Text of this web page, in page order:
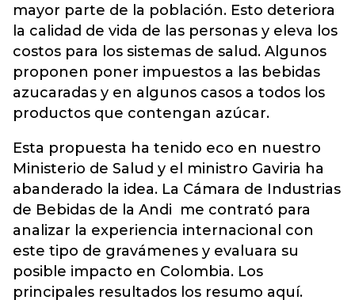
mayor parte de la población. Esto deteriora
la calidad de vida de las personas y eleva los
costos para los sistemas de salud. Algunos
proponen poner impuestos a las bebidas
azucaradas y en algunos casos a todos los
productos que contengan azúcar.
Esta propuesta ha tenido eco en nuestro
Ministerio de Salud y el ministro Gaviria ha
abanderado la idea. La Cámara de Industrias
de Bebidas de la Andi me contrató para
analizar la experiencia internacional con
este tipo de gravámenes y evaluara su
posible impacto en Colombia. Los
principales resultados los resumo aquí.